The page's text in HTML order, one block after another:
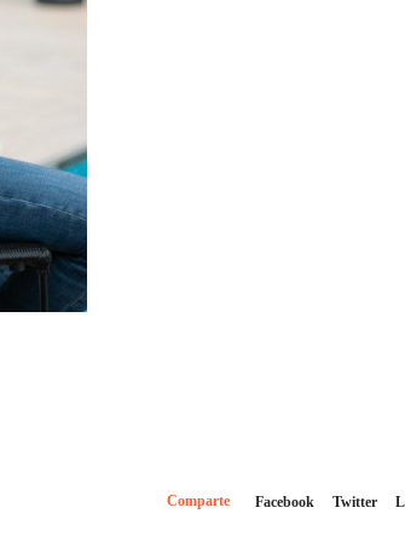
Comparte Facebook Twitter